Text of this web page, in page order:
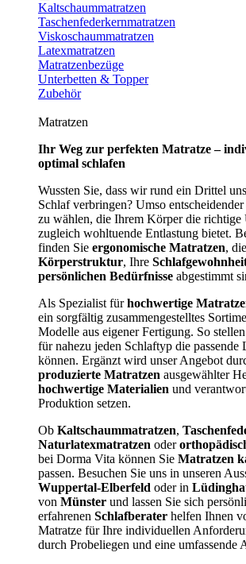
Kaltschaummatratzen
Taschenfederkernmatratzen
Viskoschaummatratzen
Latexmatratzen
Matratzenbezüge
Unterbetten & Topper
Zubehör
Matratzen
Ihr Weg zur perfekten Matratze –
optimal schlafen
Wussten Sie, dass wir rund ein Drittel
Schlaf verbringen? Umso
zu wählen, die Ihrem Körper die richtige
zugleich wohltuende Entlastung bietet.
finden Sie ergonomische Matratzen,
Körperstruktur, Ihre
persönlichen Bedürfnisse abgestimmt
Als Spezialist fürhochwertige
ein sorgfältig zusammengestelltes
Modelle aus eigener Fertigung. So
für nahezu jeden Schlaftyp die passende
können. Ergänzt wird unser Angebot
produzierte Matratzen ausgewählter
hochwertige Materialien und
Produktion setzen.
Ob Kaltschaummatratzen,
Naturlatexmatratzen oder
bei Dorma Vita können Sie Matratzen
passen. Besuchen Sie uns in unseren
Wuppertal-Elberfeld oder in
von Münster und lassen Sie sich
erfahrenen Schlafberater helfen Ihnen
Matratze für Ihre individuellen
durch Probeliegen und eine umfassende